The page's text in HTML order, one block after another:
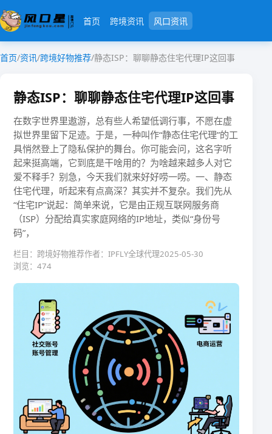
首页 跨境资讯 风口资讯
首页/资讯/跨境好物推荐/静态ISP：聊聊静态住宅代理IP这回事
静态ISP：聊聊静态住宅代理IP这回事
在数字世界里遨游，总有些人希望低调行事，不愿在虚
拟世界里留下足迹。于是，一种叫作“静态住宅代理”的工
具悄然登上了隐私保护的舞台。你可能会问，这名字听
起来挺高端，它到底是干啥用的？为啥越来越多人对它
爱不释手？别急，今天我们就来好好唠一唠。一、静态
住宅代理，听起来有点高深？其实并不复杂。我们先从
“住宅IP”说起：简单来说，它是由正规互联网服务商
（ISP）分配给真实家庭网络的IP地址，类似“身份号
码”，
栏目：跨境好物推荐作者：IPFLY全球代理2025-05-30
浏览：474